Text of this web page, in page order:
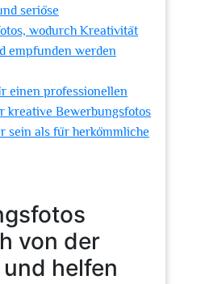
seriöse
wodurch Kreativität
empfunden werden
einen professionellen
kreative Bewerbungsfotos
sein als für herkömmliche
von der
helfen